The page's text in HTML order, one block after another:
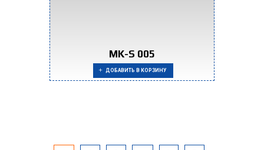
MK-S 005
ДОБАВИТЬ В КОРЗИНУ